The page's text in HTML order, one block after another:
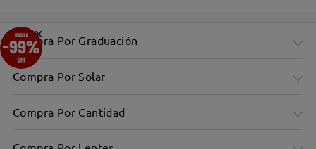
Compra Por Graduación
Compra Por Solar
Compra Por Cantidad
×